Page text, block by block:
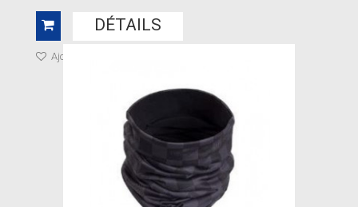
DÉTAILS
Ajouter à ma liste de cadeaux